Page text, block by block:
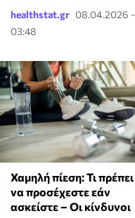
healthstat.gr 08.04.2026 -
03:48
Χαμηλή πίεση: Τι πρέπει
να προσέχεστε εάν
ασκείστε – Οι κίνδυνοι